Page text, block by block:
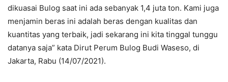
dikuasai Bulog saat ini ada sebanyak 1,4 juta ton. Kami juga
menjamin beras ini adalah beras dengan kualitas dan
kuantitas yang terbaik, jadi sekarang ini kita tinggal tunggu
datanya saja” kata Dirut Perum Bulog Budi Waseso, di
Jakarta, Rabu (14/07/2021).